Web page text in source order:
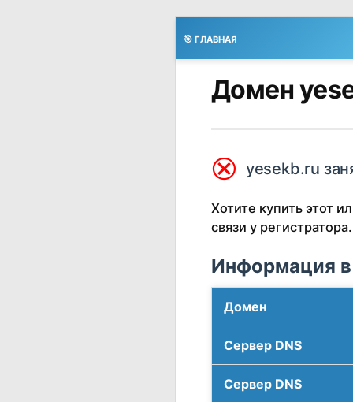
🎯 ГЛАВНАЯ
Домен
⮿ yesekb.ru
Хотите купить этот
связи у регистратора.
Информация в
Домен
Сервер DNS
Сервер DNS